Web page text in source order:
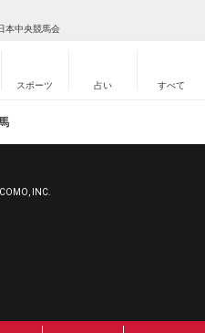
本中央競馬会
スポーツ 占い すべて
INC.